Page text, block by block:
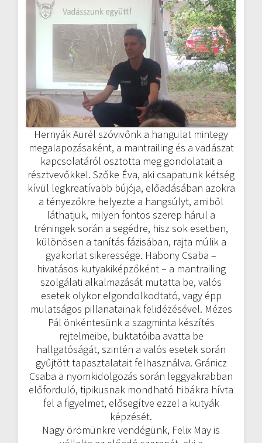
Hernyák Aurél szóvivőnk a hangulat mintegy
megalapozásaként, a mantrailing és a vadászat
kapcsolatáról osztotta meg gondolatait a
résztvevőkkel. Szőke Éva, aki csapatunk kétség
kívül legkreatívabb bújója, előadásában azokra
a tényezőkre helyezte a hangsúlyt, amiből
láthatjuk, milyen fontos szerep hárul a
tréningek során a segédre, hisz sok esetben,
különösen a tanítás fázisában, rajta múlik a
gyakorlat sikeressége. Habony Csaba –
hivatásos kutyakiképzőként – a mantrailing
szolgálati alkalmazását mutatta be, valós
esetek olykor elgondolkodtató, vagy épp
mulatságos pillanatainak felidézésével. Mézes
Pál önkéntesünk a szagminta készítés
rejtelmeibe, buktatóiba avatta be
hallgatóságát, szintén a valós esetek során
gyűjtött tapasztalatait felhasználva. Gránicz
Csaba a nyomkidolgozás során leggyakrabban
előforduló, tipikusnak mondható hibákra hívta
fel a figyelmet, elősegítve ezzel a kutyák
képzését.
Nagy örömünkre vendégünk, Felix May is